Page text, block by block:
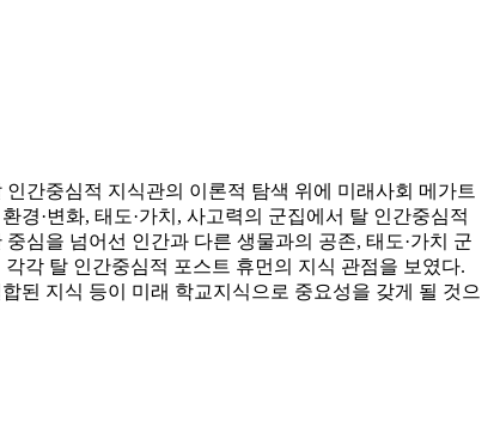
간중심적 지식관의 이론적 탐색 위에 미래사회 메가트
·변화, 태도·가치, 사고력의 군집에서 탈 인간중심적
심을 넘어선 인간과 다른 생물과의 공존, 태도·가치 군
각 탈 인간중심적 포스트 휴먼의 지식 관점을 보였다.
된 지식 등이 미래 학교지식으로 중요성을 갖게 될 것으